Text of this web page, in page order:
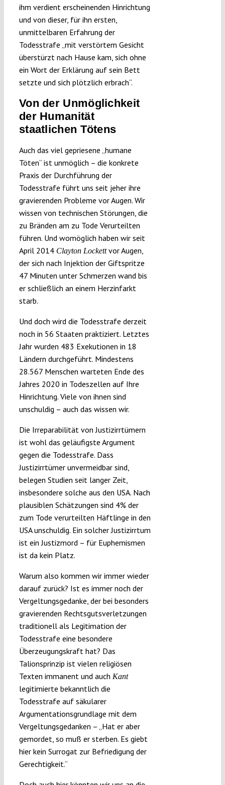
ihm verdient erscheinenden Hinrichtung
und von dieser, für ihn ersten,
unmittelbaren Erfahrung der
Todesstrafe „mit verstörtem Gesicht
überstürzt nach Hause kam, sich ohne
ein Wort der Erklärung auf sein Bett
setzte und sich plötzlich erbrach“.
Von der Unmöglichkeit
der Humanität
staatlichen Tötens
Auch das viel gepriesene „humane
Töten“ ist unmöglich – die konkrete
Praxis der Durchführung der
Todesstrafe führt uns seit jeher ihre
gravierenden Probleme vor Augen. Wir
wissen von technischen Störungen, die
zu Bränden am zu Tode Verurteilten
führen. Und womöglich haben wir seit
April 2014 Clayton Lockettvor Augen,
der sich nach Injektion der Giftspritze
47 Minuten unter Schmerzen wand bis
er schließlich an einem Herzinfarkt
starb.
Und doch wird die Todesstrafe derzeit
noch in 56 Staaten praktiziert. Letztes
Jahr wurden 483 Exekutionen in 18
Ländern durchgeführt. Mindestens
28.567 Menschen warteten Ende des
Jahres 2020 in Todeszellen auf Ihre
Hinrichtung. Viele von ihnen sind
unschuldig – auch das wissen wir.
Die Irreparabilität von Justizirrtümern
ist wohl das geläufigste Argument
gegen die Todesstrafe. Dass
Justizirrtümer unvermeidbar sind,
belegen Studien seit langer Zeit,
insbesondere solche aus den USA. Nach
plausiblen Schätzungen sind 4% der
zum Tode verurteilten Häftlinge in den
USA unschuldig. Ein solcher Justizirrtum
ist ein Justizmord – für Euphemismen
ist da kein Platz.
Warum also kommen wir immer wieder
darauf zurück? Ist es immer noch der
Vergeltungsgedanke, der bei besonders
gravierenden Rechtsgutsverletzungen
traditionell als Legitimation der
Todesstrafe eine besondere
Überzeugungskraft hat? Das
Talionsprinzip ist vielen religiösen
Texten immanent und auch Kant
legitimierte bekanntlich die
Todesstrafe auf säkularer
Argumentationsgrundlage mit dem
Vergeltungsgedanken – „Hat er aber
gemordet, so muß er sterben. Es giebt
hier kein Surrogat zur Befriedigung der
Gerechtigkeit.“